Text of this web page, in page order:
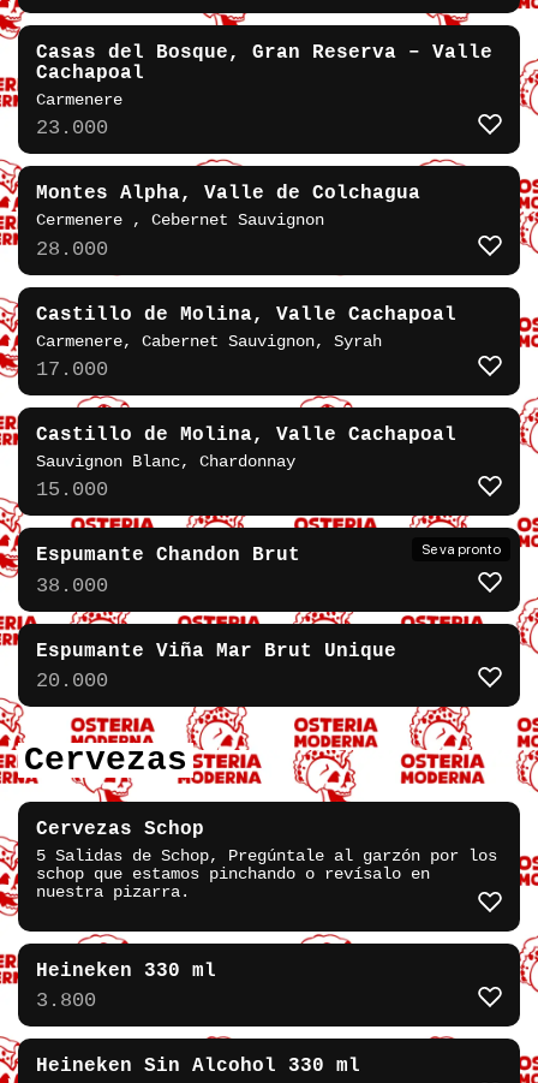
Casas del Bosque, Gran Reserva – Valle
Cachapoal
Carmenere
23.000
Montes Alpha, Valle de Colchagua
Cermenere , Cebernet Sauvignon
28.000
Castillo de Molina, Valle Cachapoal
Carmenere, Cabernet Sauvignon, Syrah
17.000
Castillo de Molina, Valle Cachapoal
Sauvignon Blanc, Chardonnay
15.000
Espumante Chandon Brut
38.000
Se va pronto
Espumante Viña Mar Brut Unique
20.000
Cervezas
Cervezas Schop
5 Salidas de Schop, Pregúntale al garzón por los
schop que estamos pinchando o revísalo en
nuestra pizarra.
Heineken 330 ml
3.800
Heineken Sin Alcohol 330 ml